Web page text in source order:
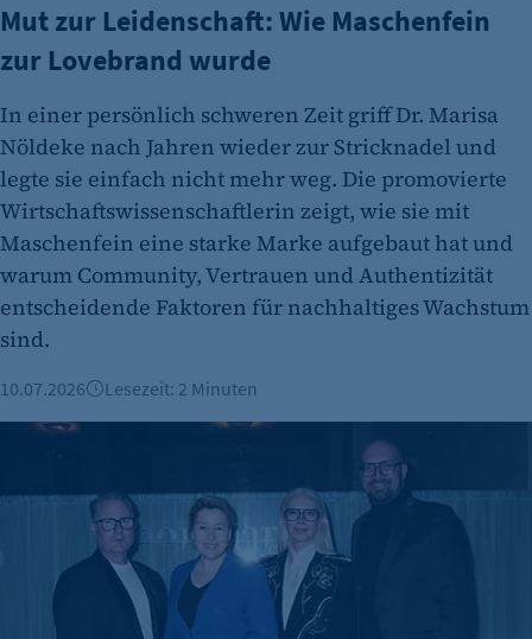
Mut zur Leidenschaft: Wie Maschenfein
zur Lovebrand wurde
In einer persönlich schweren Zeit griff Dr. Marisa
Nöldeke nach Jahren wieder zur Stricknadel und
legte sie einfach nicht mehr weg. Die promovierte
Wirtschaftswissenschaftlerin zeigt, wie sie mit
Maschenfein eine starke Marke aufgebaut hat und
warum Community, Vertrauen und Authentizität
entscheidende Faktoren für nachhaltiges Wachstum
sind.
10.07.2026 Lesezeit: 2 Minuten
Berlin Fashion Week rückt kreative Modeunternehmen in